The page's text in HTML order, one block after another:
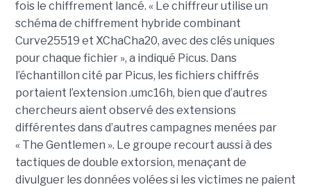
fois le chiffrement lancé. « Le chiffreur utilise un
schéma de chiffrement hybride combinant
Curve25519 et XChaCha20, avec des clés uniques
pour chaque fichier », a indiqué Picus. Dans
l’échantillon cité par Picus, les fichiers chiffrés
portaient l’extension .umc16h, bien que d’autres
chercheurs aient observé des extensions
différentes dans d’autres campagnes menées par
« The Gentlemen ». Le groupe recourt aussi à des
tactiques de double extorsion, menaçant de
divulguer les données volées si les victimes ne paient